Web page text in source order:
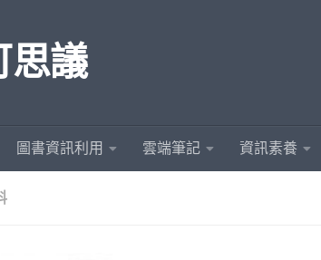
思議
圖書資訊利用 雲端筆記 資訊素養